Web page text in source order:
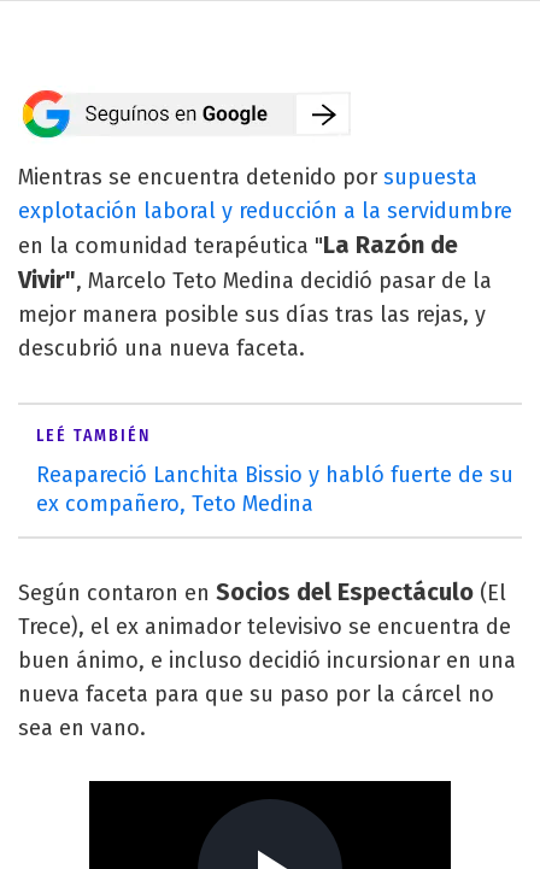
Mientras se encuentra detenido por supuesta
explotación laboral y reducción a la servidumbre
en la comunidad terapéutica "La Razón de
Vivir", Marcelo Teto Medina decidió pasar de la
mejor manera posible sus días tras las rejas, y
descubrió una nueva faceta.
LEÉ TAMBIÉN
Reapareció Lanchita Bissio y habló fuerte de su
ex compañero, Teto Medina
Según contaron en Socios del Espectáculo (El
Trece), el ex animador televisivo se encuentra de
buen ánimo, e incluso decidió incursionar en una
nueva faceta para que su paso por la cárcel no
sea en vano.